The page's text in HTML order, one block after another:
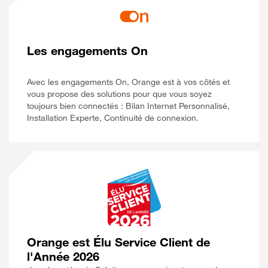
Les engagements On
Avec les engagements On, Orange est à vos côtés et
vous propose des solutions pour que vous soyez
toujours bien connectés : Bilan Internet Personnalisé,
Installation Experte, Continuité de connexion.
Orange est Élu Service Client de
l'Année 2026